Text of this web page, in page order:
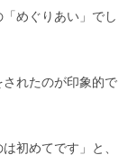
めぐりあい」でし
れたのが印象的で
初めてです」と、